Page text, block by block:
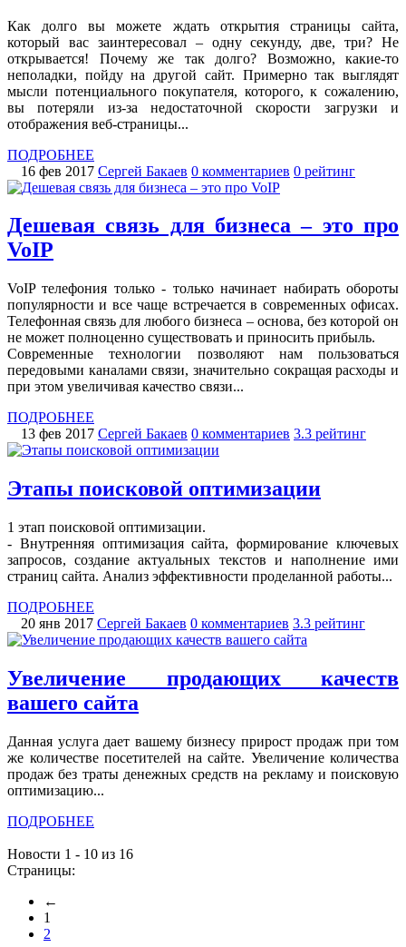
Как долго вы можете ждать открытия страницы сайта,
который вас заинтересовал – одну секунду, две, три? Не
открывается! Почему же так долго? Возможно, какие-то
неполадки, пойду на другой сайт. Примерно так выглядят
мысли потенциального покупателя, которого, к сожалению,
вы потеряли из-за недостаточной скорости загрузки и
отображения веб-страницы...
ПОДРОБНЕЕ
16 фев 2017 Сергей Бакаев 0 комментариев 0 рейтинг
Дешевая связь для бизнеса – это про
VoIP
VoIP телефония только - только начинает набирать обороты
популярности и все чаще встречается в современных офисах.
Телефонная связь для любого бизнеса – основа, без которой он
не может полноценно существовать и приносить прибыль.
Современные технологии позволяют нам пользоваться
передовыми каналами связи, значительно сокращая расходы и
при этом увеличивая качество связи...
ПОДРОБНЕЕ
13 фев 2017 Сергей Бакаев 0 комментариев 3.3 рейтинг
Этапы поисковой оптимизации
1 этап поисковой оптимизации.
- Внутренняя оптимизация сайта, формирование ключевых
запросов, создание актуальных текстов и наполнение ими
страниц сайта. Анализ эффективности проделанной работы...
ПОДРОБНЕЕ
20 янв 2017 Сергей Бакаев 0 комментариев 3.3 рейтинг
Увеличение продающих качеств
вашего сайта
Данная услуга дает вашему бизнесу прирост продаж при том
же количестве посетителей на сайте. Увеличение количества
продаж без траты денежных средств на рекламу и поисковую
оптимизацию...
ПОДРОБНЕЕ
Новости 1 - 10 из 16
Страницы:
←
1
2